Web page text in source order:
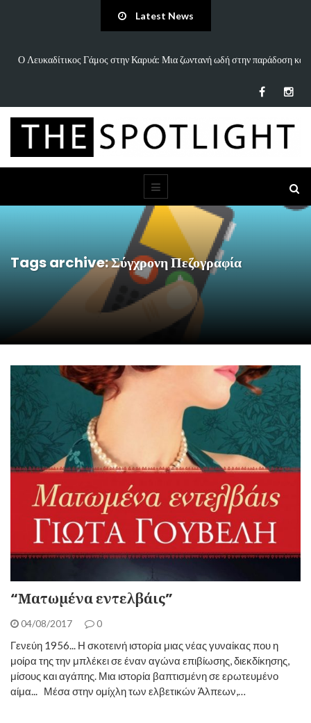
Latest News
παράδοση και «Άννα Είσαι Καλά;»: Το νέο τραγούδι του Δημήτρη
Tags archive: Σύγχρονη Πεζογραφία
“Ματωμένα εντελβάις”
04/08/2017 0
Γενεύη 1956... Η σκοτεινή ιστορία μιας νέας γυναίκας που η
μοίρα της την μπλέκει σε έναν αγώνα επιβίωσης, διεκδίκησης,
μίσους και αγάπης. Μια ιστορία βαπτισμένη σε ερωτευμένο
αίμα... Μέσα στην ομίχλη των ελβετικών Άλπεων,…